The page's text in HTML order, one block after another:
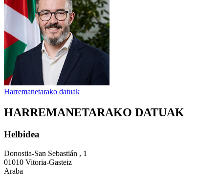
Harremanetarako datuak
HARREMANETARAKO DATUAK
Helbidea
Donostia-San Sebastián , 1
01010 Vitoria-Gasteiz
Araba